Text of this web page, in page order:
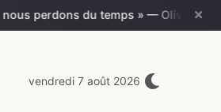
» — Olivier Sarrabeyrouse
vendredi 7 août 2026